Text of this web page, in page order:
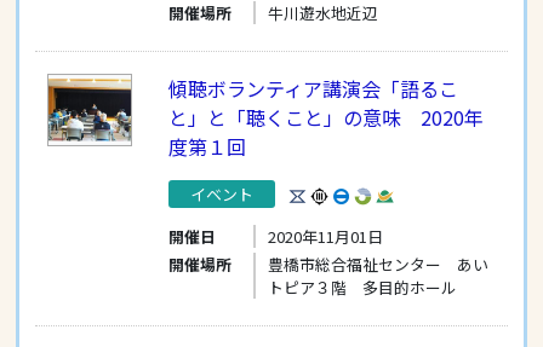
開催場所
牛川遊水地近辺
傾聴ボランティア講演会「語るこ
と」と「聴くこと」の意味 2020年
度第１回
イベント
開催日
2020年11月01日
開催場所
豊橋市総合福祉センター あい
トピア３階 多目的ホール